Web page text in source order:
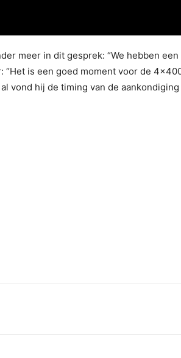
meer in dit gesprek: “We hebben
“Het is een goed moment voor de
vond hij de timing van de